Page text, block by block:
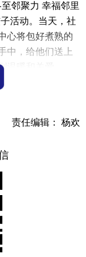
邻聚力 幸福邻里
活动。当天，社
心将包好煮熟的
中，给他们送上
温暖和关爱。
责任编辑： 杨欢